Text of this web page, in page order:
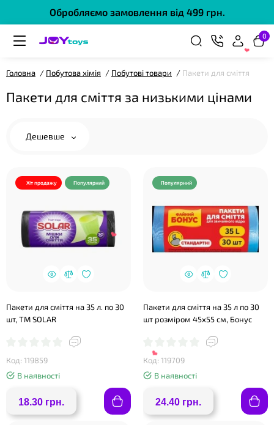
Обробляємо замовлення від 499 грн.
0
Головна Побутова хімія Побутові товари Пакети для сміття
Пакети для сміття за низькими цінами
Дешевше
Хіт продажу Популярний
Пакети для сміття на 35 л. по 30
шт, ТМ SOLAR
Код: 119859
В наявності
18.30 грн.
Популярний
Пакети для сміття на 35 л по 30
шт розміром 45х55 см, Бонус
Код: 119709
В наявності
24.40 грн.
❤